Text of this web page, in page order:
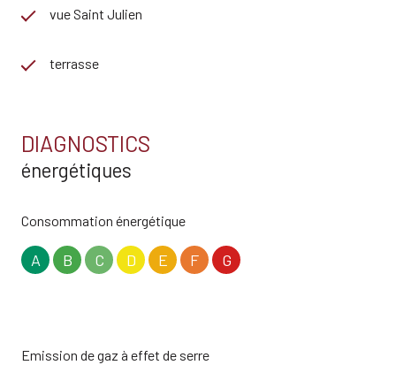
vue Saint Julien
terrasse
DIAGNOSTICS
énergétiques
Consommation énergétique
A B C D E F G
Emission de gaz à effet de serre